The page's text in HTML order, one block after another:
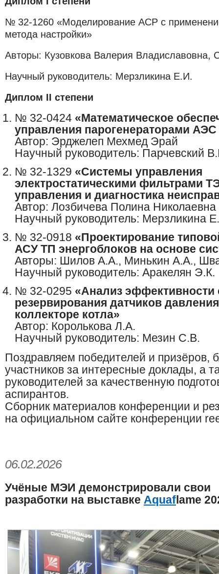
№ 32-1260 «Моделирование АСР с
метода настройки»
Авторы: Кузовкова Валерия Владиславовна,
Научный руководитель: Мерзликина Е.И.
Диплом II степени
№ 32-0424 «Математическое
управления парогенераторами
Автор: Эрджелеп Мехмед Эрай
Научный руководитель: Парчевский
№ 32-1329 «Системы управления
электростатическими фильтрами
управления и диагностика
Автор: Лозбичева Полина Николаевна
Научный руководитель: Мерзликина
№ 32-0918 «Проектирование
АСУ ТП энергоблоков на основе
Авторы: Шилов А.А., Минькин А.А.,
Научный руководитель: Аракелян Э.К.
№ 32-0295 «Анализ эффективности
резервирования датчиков
коллекторе котла»
Автор: Королькова Л.А.
Научный руководитель: Мезин С.В.
Поздравляем победителей и призёров,
участников за интересные доклады, а
руководителей за качественную
аспирантов.
Сборник материалов конференции и
на официальном сайте конференции
06.02.2026
Учёные МЭИ демонстрировали свои
разработки на выставке Aquaf ame